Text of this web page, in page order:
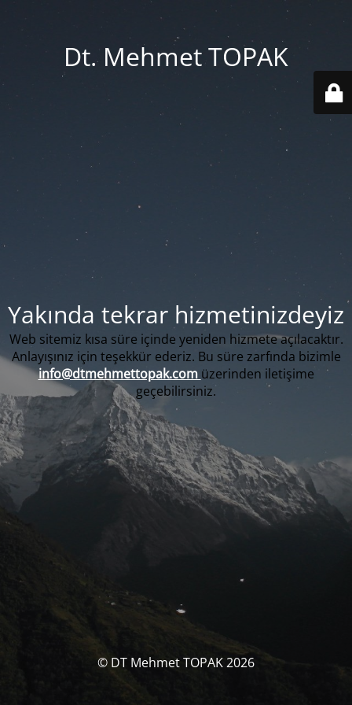
Dt. Mehmet TOPAK
Yakında tekrar hizmetinizdeyiz
Web sitemiz kısa süre içinde yeniden hizmete açılacaktır.
Anlayışınız için teşekkür ederiz. Bu süre zarfında bizimle
info@dtmehmettopak.com üzerinden iletişime
geçebilirsiniz.
© DT Mehmet TOPAK 2026